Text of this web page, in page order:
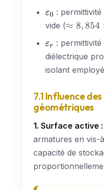
\varepsilon_0
ε0 :
vide (\approx
≈ 8, 854
\varepsilon_r
εr
:
diélectrique
isolant
7.1 Influence
géométriques
1. Surface active :
armatures en vis-
capacité de